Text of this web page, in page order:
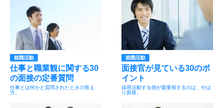
就職活動
仕事と職業観に関する30
の面接の定番質問
仕事とは何かと質問されたときの答え
方。
就職活動
面接官が見ている30のポ
イント
採用活動する側が最重視するのは、やは
り面接。